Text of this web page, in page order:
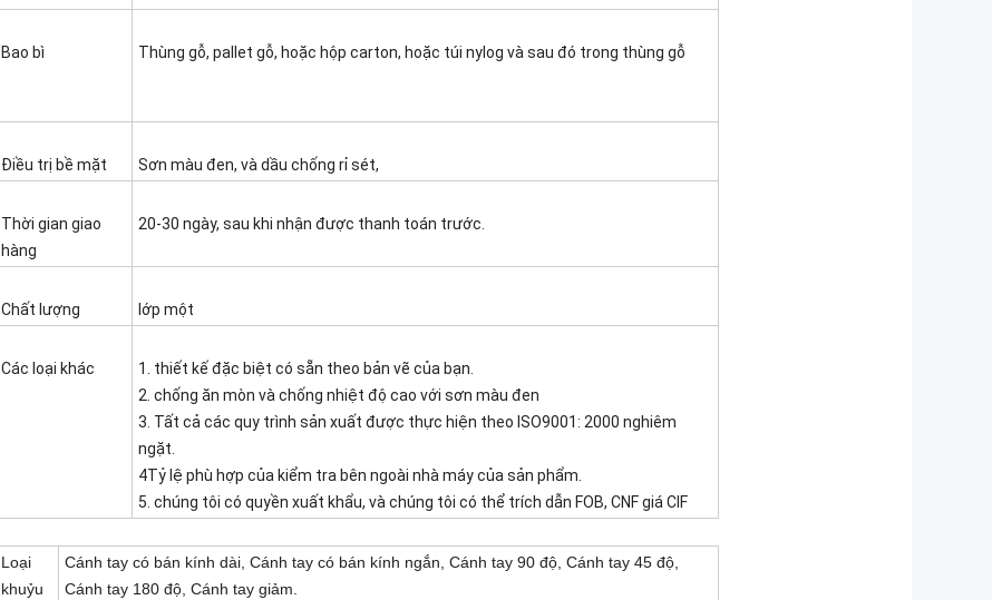
Bao bì Thùng gỗ, pallet gỗ, hoặc hộp carton, hoặc túi nylog và sau đó trong thùng gỗ
Điều trị bề mặt Sơn màu đen, và dầu chống rỉ sét,
Thời gian giao
hàng
20-30 ngày, sau khi nhận được thanh toán trước.
Chất lượng lớp một
Các loại khác
1. thiết kế đặc biệt có sẵn theo bản vẽ của bạn.
2. chống ăn mòn và chống nhiệt độ cao với sơn màu đen
3. Tất cả các quy trình sản xuất được thực hiện theo ISO9001: 2000 nghiêm
ngặt.
4Tỷ lệ phù hợp của kiểm tra bên ngoài nhà máy của sản phẩm.
5. chúng tôi có quyền xuất khẩu, và chúng tôi có thể trích dẫn FOB, CNF giá CIF
Loại
khuỷu
Cánh tay có bán kính dài, Cánh tay có bán kính ngắn, Cánh tay 90 độ, Cánh tay 45 độ,
Cánh tay 180 độ, Cánh tay giảm.